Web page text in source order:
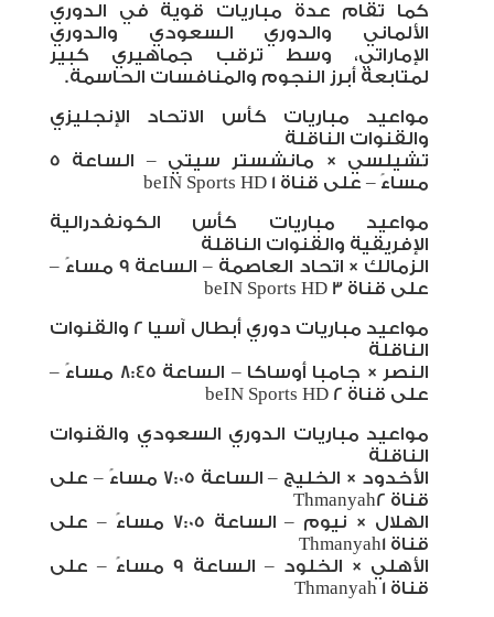
كما تقام عدة مباريات قوية في الدوري
الألماني والدوري السعودي والدوري
الإماراتي، وسط ترقب جماهيري كبير
لمتابعة أبرز النجوم والمنافسات الحاسمة.
مواعيد مباريات كأس الاتحاد الإنجليزي
والقنوات الناقلة
تشيلسي × مانشستر سيتي – الساعة 5
مساءً – على قناة
مواعيد مباريات كأس الكونفدرالية
الإفريقية والقنوات الناقلة
الزمالك × اتحاد العاصمة – الساعة 9 مساءً –
على قناة
مواعيد مباريات دوري أبطال آسيا 2 والقنوات
الناقلة
النصر × جامبا أوساكا – الساعة 8:45 مساءً –
على قناة
مواعيد مباريات الدوري السعودي والقنوات
الناقلة
الأخدود × الخليج – الساعة 7:05 مساءً – على
قناة 2
Thmanyah
الهلال × نيوم – الساعة 7:05 مساءً – على
قناة 1 Thmanyah
الأهلي × الخلود – الساعة 9 مساءً – على
قناة 1